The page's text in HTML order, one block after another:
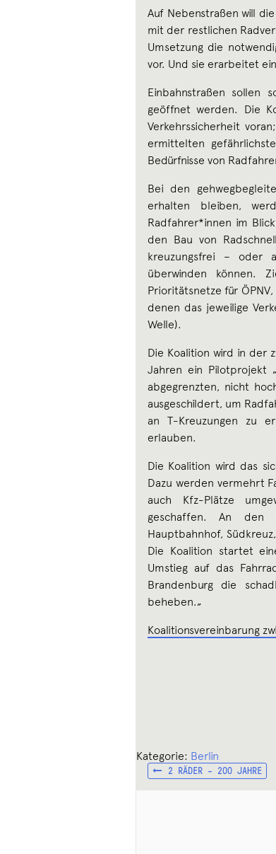
Auf Nebenstraßen will
mit der restlichen
Umsetzung die
vor. Und sie erarbeitet
Einbahnstraßen sollen
geöffnet werden. Die
Verkehrssicherheit
ermittelten
Bedürfnisse von
Bei den
erhalten bleiben,
Radfahrer*innen im
den Bau von
kreuzungsfrei – oder
überwinden können.
Prioritätsnetze für
denen das jeweilige
Welle).
Die Koalition wird in der
Jahren ein Pilotprojekt
abgegrenzten, nicht
ausgeschildert, um
an T-Kreuzungen zu
erlauben.
Die Koalition wird das
Dazu werden vermehrt
auch Kfz-Plätze
geschaffen. An den
Hauptbahnhof,
Die Koalition startet
Umstieg auf das
Brandenburg die
beheben.„
Koalitionsvereinbarung
Kategorie: Berlin
VORHERIGER
BEITRAG:
2 RÄDER – 200 JAHRE